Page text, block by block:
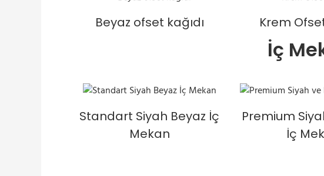
Beyaz ofset kağıdı Krem
İç
Standart Siyah Beyaz İç
Mekan
Premium
İç